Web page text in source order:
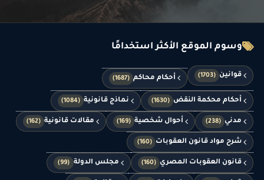
وسوم الموقع الأكثر استخدامًا
قوانين (1703) أحكام محاكم (1687)
أحكام محكمة النقض (1630) نماذج قانونية (1084)
مدني (238) أحوال شخصية (169) مقالات قانونية (162)
شرح مواد قانون العقوبات (160)
قانون العقوبات المصري (160) مجلس الدولة (99)